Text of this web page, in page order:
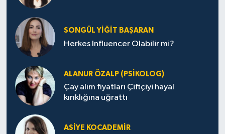
SONGÜL YIĞIT BAŞARAN
Herkes Influencer Olabilir mi?
ALANUR ÖZALP (PSIKOLOG)
Çay alım fiyatları Çiftçiyi hayal
kırıklığına uğrattı
ASIYE KOCADEMİR